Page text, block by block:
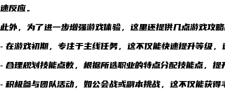
速反应。
此外，为了进一步增强游戏体验，这里还提供几点游戏攻
- 在游戏初期，专注于主线任务，这不仅能快速提升等级
- 合理规划技能点数，根据所选职业的特点分配技能点，提
- 积极参与团队活动，如公会战或副本挑战，这不仅能获